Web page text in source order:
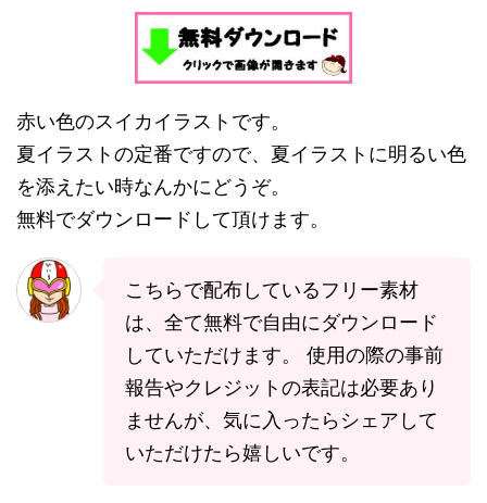
赤い色のスイカイラストです。
夏イラストの定番ですので、夏イラストに明るい色
を添えたい時なんかにどうぞ。
無料でダウンロードして頂けます。
こちらで配布しているフリー素材
は、全て無料で自由にダウンロード
していただけます。 使用の際の事前
報告やクレジットの表記は必要あり
ませんが、気に入ったらシェアして
いただけたら嬉しいです。